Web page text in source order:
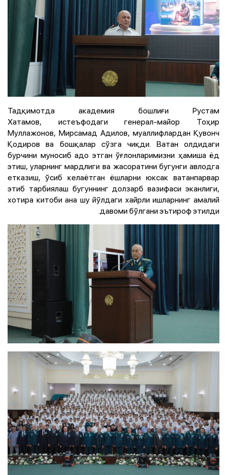
Тадқимотда академия бошлиғи Рустам
Хатамов, истеъфодаги генерал-майор Тоҳир
Муллажонов, Мирсамад Адилов, муаллифлардан Қувонч
Қодиров ва бошқалар сўзга чиқди. Ватан олдидаги
бурчини муносиб адо этган ўғлонларимизни ҳамиша ёд
этиш, уларнинг мардлиги ва жасоратини бугунги авлодга
етказиш, ўсиб келаётган ёшларни юксак ватанпарвар
этиб тарбиялаш бугуннинг долзарб вазифаси эканлиги,
хотира китоби ана шу йўлдаги хайрли ишларнинг амалий
давоми бўлгани эътироф этилди.